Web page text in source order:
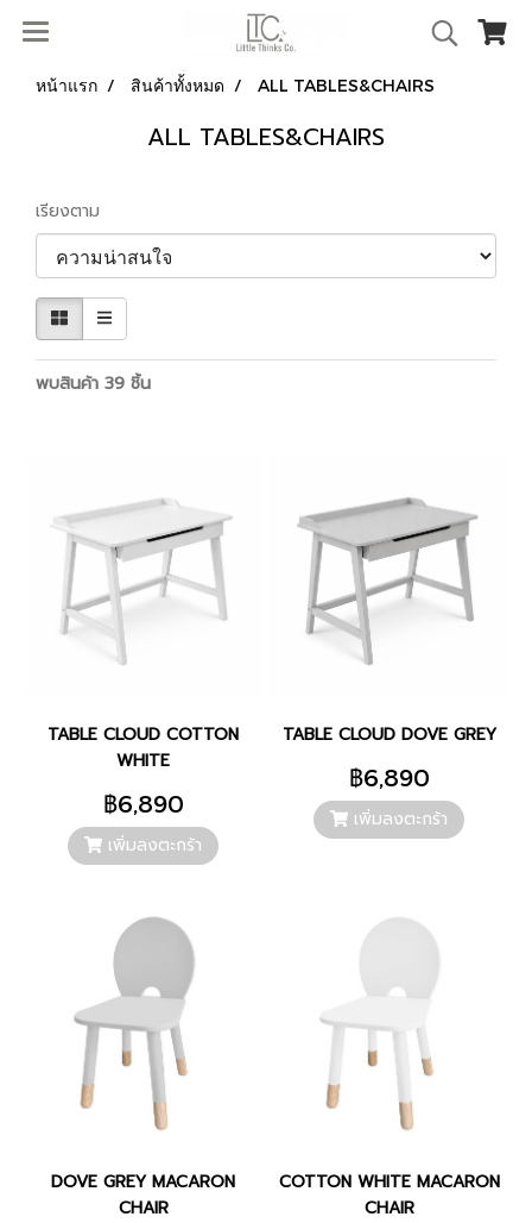
หน้าแรก สินค้าทั้งหมด ALL TABLES&CHAIRS
ALL TABLES&CHAIRS
เรียงตาม
พบสินค้า 39 ชิ้น
TABLE CLOUD COTTON
WHITE
฿6,890
เพิ่มลงตะกร้า
TABLE CLOUD DOVE GREY
฿6,890
เพิ่มลงตะกร้า
DOVE GREY MACARON
CHAIR
COTTON WHITE MACARON
CHAIR